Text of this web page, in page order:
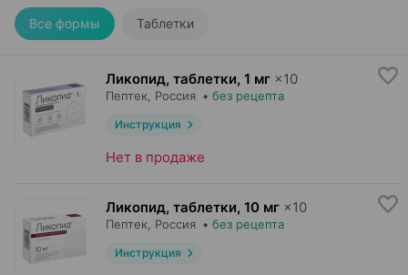
Все формы Таблетки
Ликопид, таблетки, 1 мг ×10
Пептек , Россия • без рецепта
Инструкция
Нет в продаже
Ликопид, таблетки, 10 мг ×10
Пептек , Россия • без рецепта
Инструкция